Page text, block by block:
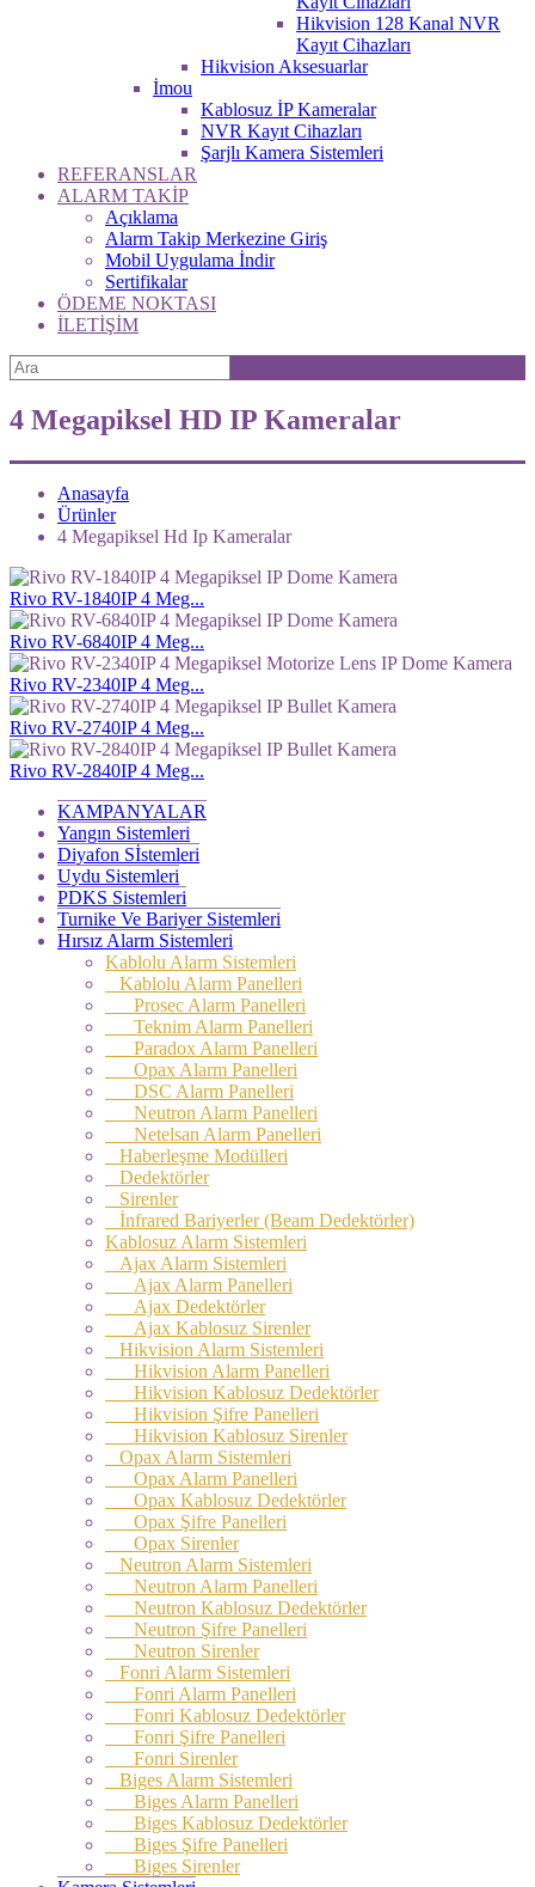
Hikvision 128 Kanal NVR
Kayıt Cihazları
Hikvision Aksesuarlar
İmou
Kablosuz İP Kameralar
NVR Kayıt Cihazları
Şarjlı Kamera Sistemleri
REFERANSLAR
ALARM TAKİP
Açıklama
Alarm Takip Merkezine Giriş
Mobil Uygulama İndir
Sertifikalar
ÖDEME NOKTASI
İLETİŞİM
4 Megapiksel HD IP Kameralar
Anasayfa
Ürünler
4 Megapiksel Hd Ip Kameralar
Rivo RV-1840IP 4 Meg...
Rivo RV-6840IP 4 Meg...
Rivo RV-2340IP 4 Meg...
Rivo RV-2740IP 4 Meg...
Rivo RV-2840IP 4 Meg...
KAMPANYALAR
Yangın Sistemleri
Diyafon Sİstemleri
Uydu Sistemleri
PDKS Sistemleri
Turnike Ve Bariyer Sistemleri
Hırsız Alarm Sistemleri
Kablolu Alarm Sistemleri
Kablolu Alarm Panelleri
Prosec Alarm Panelleri
Teknim Alarm Panelleri
Paradox Alarm Panelleri
Opax Alarm Panelleri
DSC Alarm Panelleri
Neutron Alarm Panelleri
Netelsan Alarm Panelleri
Haberleşme Modülleri
Dedektörler
Sirenler
İnfrared Bariyerler (Beam Dedektörler)
Kablosuz Alarm Sistemleri
Ajax Alarm Sistemleri
Ajax Alarm Panelleri
Ajax Dedektörler
Ajax Kablosuz Sirenler
Hikvision Alarm Sistemleri
Hikvision Alarm Panelleri
Hikvision Kablosuz Dedektörler
Hikvision Şifre Panelleri
Hikvision Kablosuz Sirenler
Opax Alarm Sistemleri
Opax Alarm Panelleri
Opax Kablosuz Dedektörler
Opax Şifre Panelleri
Opax Sirenler
Neutron Alarm Sistemleri
Neutron Alarm Panelleri
Neutron Kablosuz Dedektörler
Neutron Şifre Panelleri
Neutron Sirenler
Fonri Alarm Sistemleri
Fonri Alarm Panelleri
Fonri Kablosuz Dedektörler
Fonri Şifre Panelleri
Fonri Sirenler
Biges Alarm Sistemleri
Biges Alarm Panelleri
Biges Kablosuz Dedektörler
Biges Şifre Panelleri
Biges Sirenler